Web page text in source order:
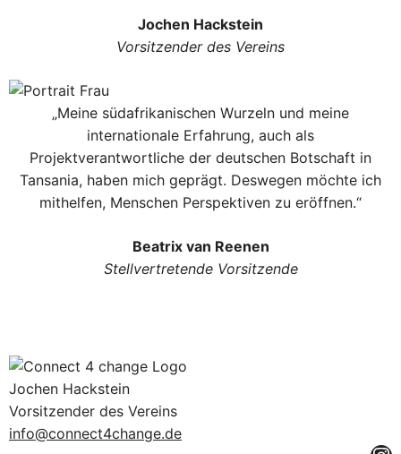
Jochen Hackstein
Vorsitzender des Vereins
„Meine südafrikanischen Wurzeln und meine
internationale Erfahrung, auch als
Projektverantwortliche der deutschen Botschaft in
Tansania, haben mich geprägt. Deswegen möchte ich
mithelfen, Menschen Perspektiven zu eröffnen.“
Beatrix van Reenen
Stellvertretende Vorsitzende
Jochen Hackstein
Vorsitzender des Vereins
info@connect4change.de